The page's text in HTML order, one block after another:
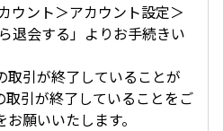
ウント＞アカウント設定＞
退会する」よりお手続きい
取引が終了していることが
引が終了していることをご
願いいたします。